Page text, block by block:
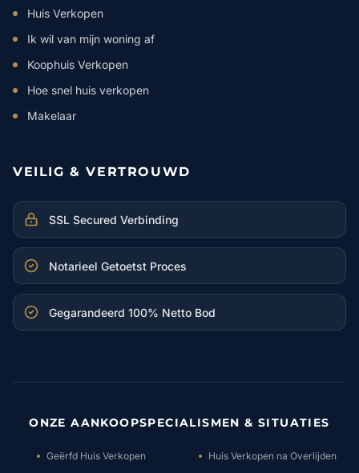
Huis Verkopen
Ik wil van mijn woning af
Koophuis Verkopen
Hoe snel huis verkopen
Makelaar
VEILIG & VERTROUWD
SSL Secured Verbinding
Notarieel Getoetst Proces
Gegarandeerd 100% Netto Bod
ONZE AANKOOPSPECIALISMEN & SITUATIES
Geërfd Huis Verkopen
Huis Verkopen na Overlijden